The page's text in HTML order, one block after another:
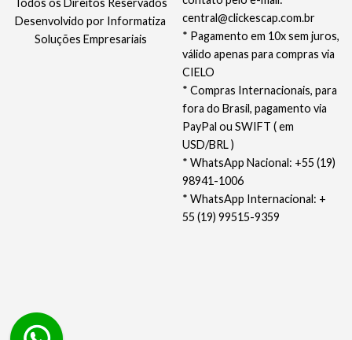
central@clickescap.com.br
* Pagamento em 10x sem juros,
válido apenas para compras via
CIELO
* Compras Internacionais, para
fora do Brasil, pagamento via
PayPal ou SWIFT ( em
USD/BRL )
* WhatsApp Nacional: +55 (19)
98941-1006
* WhatsApp Internacional: +
55 (19) 99515-9359
Todos os Direitos Reservados
Desenvolvido por Informatiza
Soluções Empresariais